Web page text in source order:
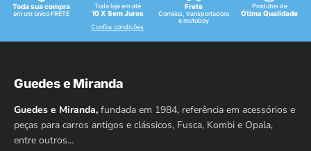
Toda sua compra
em um único FRETE
Toda loja em até
10 X Sem Juros
Confira condições
Frete
Correios, transportadora
e motoboy
Produtos de
Ótima Qualidade
Guedes e Miranda
Guedes e Miranda, fundada em 1984, referência em acessórios e
peças para carros antigos e clássicos, Fusca, Kombi e Opala,
entre outros…